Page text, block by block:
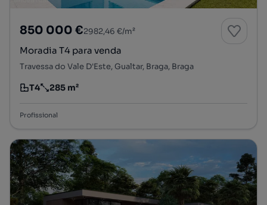
850 000 €2982,46 €/m²
Moradia T4 para venda
Travessa do Vale D'Este, Gualtar, Braga, Braga
Tipologia
T4
Preço por metro quadrado
285 m²
Profissional